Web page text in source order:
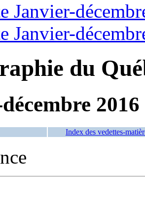
Janvier-
Janvier-
du
2016
Index des vedettes-